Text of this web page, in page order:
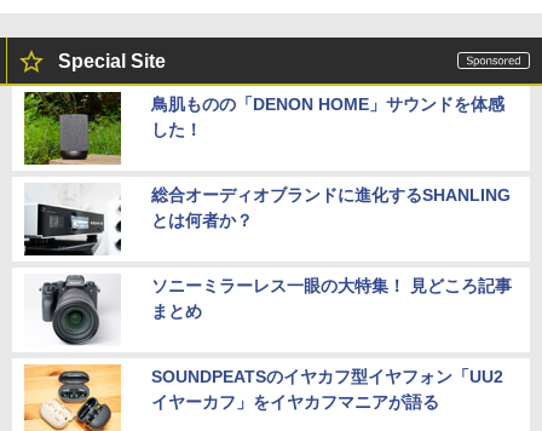
Special Site
鳥肌ものの「DENON HOME」サウンドを体感
した！
総合オーディオブランドに進化するSHANLING
とは何者か？
ソニーミラーレス一眼の大特集！ 見どころ記事
まとめ
SOUNDPEATSのイヤカフ型イヤフォン「UU2
イヤーカフ」をイヤカフマニアが語る